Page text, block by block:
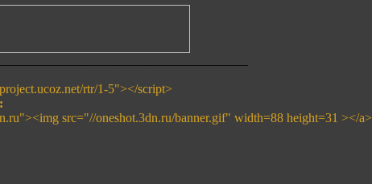
rtr/1-5"></script>
src="//oneshot.3dn.ru/banner.gif" width=88 height=31 ></a>